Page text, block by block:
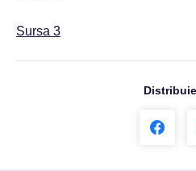
Sursa 3